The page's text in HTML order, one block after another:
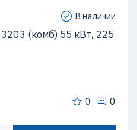
В наличии
(комб) 55 кВт, 225
0 0